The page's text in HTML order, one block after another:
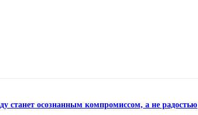
станет осознанным компромиссом, а не радостью